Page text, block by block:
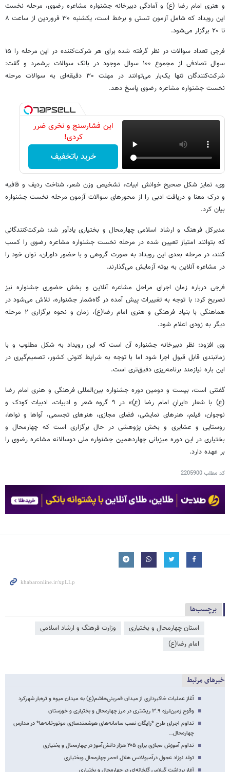
و هنری امام رضا (ع) و آمادگی دبیرخانه جشنواره مشاعره رضوی، مرحله نخست
این رویداد که شامل آزمون تستی و برخط است، یکشنبه ۳۰ فروردین از ساعت ۸
تا ۲۰ برگزار می‌شود.
فرجی تعداد سوالات در نظر گرفته شده برای هر شرکت‌کننده در این مرحله را ۱۵
سوال تصادفی از مجموع ۱۰۰ سوال موجود در بانک سوالات برشمرد و گفت:
شرکت‌کنندگان تنها یک‌بار می‌توانند در مهلت ۳۰ دقیقه‌ای به سوالات مرحله
نخست جشنواره مشاعره رضوی پاسخ دهد.
این فشارسنج و نخری ضرر
کردی!
خرید باتخفیف
وی، تمایز شکل صحیح خوانش ابیات، تشخیص وزن شعر، شناخت ردیف و قافیه
و درک معنا و دریافت ادبی را از محورهای سوالات آزمون مرحله نخست جشنواره
بیان کرد.
مدیرکل فرهنگ و ارشاد اسلامی چهارمحال و بختیاری یادآور شد: شرکت‌کنندگانی
که بتوانند امتیاز تعیین شده در مرحله نخست جشنواره مشاعره رضوی را کسب
کنند، در مرحله بعدی این رویداد به صورت گروهی و با حضور داوران، توان خود را
در مشاعره آنلاین به بوته آزمایش می‌گذارند.
فرجی درباره زمان اجرای مراحل مشاعره آنلاین و بخش حضوری جشنواره نیز
تصریح کرد: با توجه به تغییرات پیش آمده در گاه‌شمار جشنواره، تلاش می‌شود در
هماهنگی با بنیاد فرهنگی و هنری امام رضا(ع)، زمان و نحوه برگزاری ۲ مرحله
دیگر به زودی اعلام شود.
وی افزود: نظر دبیرخانه جشنواره آن است که این رویداد به شکل مطلوب و با
زمانبندی قابل قبول اجرا شود اما با توجه به شرایط کنونی کشور، تصمیم‌گیری در
این باره نیازمند برنامه‌ریزی دقیق‌تری است.
گفتنی است، بیست و دومین دوره جشنواره بین‌المللی فرهنگی و هنری امام رضا
(ع) با شعار «ایرانِ امام رضا (ع)» در ۹ گروه شعر و ادبیات، ادبیات کودک و
نوجوان، فیلم، هنرهای نمایشی، فضای مجازی، هنرهای تجسمی، آواها و نواها،
روستایی و عشایری و بخش پژوهشی در حال برگزاری است که چهارمحال و
بختیاری در این دوره میزبانی چهاردهمین جشنواره ملی دوسالانه مشاعره رضوی را
بر عهده دارد.
کد مطلب2205900
برچسب‌ها
استان چهارمحال و بختیاری
وزارت فرهنگ و ارشاد اسلامی
امام رضا(ع)
خبرهای مرتبط
آغاز عملیات خاکبرداری از میدان قمربنی‌هاشم(ع) به میدان میوه و تره‌بار شهرکرد
وقوع زمین‌لرزه ۳.۹ ریشتری در مرز چهارمحال و بختیاری و خوزستان
تداوم اجرای طرح *رایگان نصب سامانه‌های هوشمندسازی موتورخانه‌ها* در مدارس
چهارمحال…
تداوم آموزش مجازی برای ۲۰۵ هزار دانش‌آموز در چهارمحال و بختیاری
تولد نوزاد عجول درآمبولانس هلال احمر چهارمحال وبختیاری
آغاز برداشت گیلاس گلخانه‌ای در چهارمحال و بختیاری